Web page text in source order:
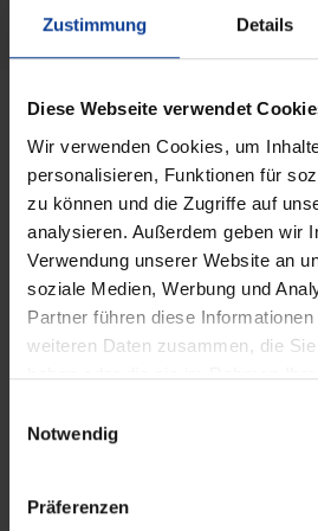
Zustimmung Details
Diese Webseite verwendet
Wir verwenden Cookies, um
personalisieren, Funktionen für
zu können und die Zugriffe auf
analysieren. Außerdem geben wir
Verwendung unserer Website an
soziale Medien, Werbung und
Partner führen diese
weiteren Daten zusammen, die
haben oder die sie im Rahmen
Notwendig
Präferenzen
Insektenschutz hält